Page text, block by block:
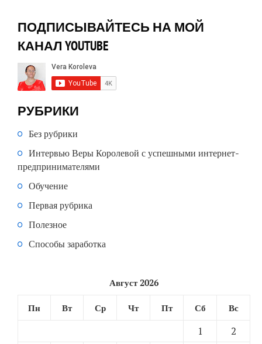
ПОДПИСЫВАЙТЕСЬ НА МОЙ
КАНАЛ YOUTUBE
РУБРИКИ
Без рубрики
Интервью Веры Королевой с успешными интернет-
предпринимателями
Обучение
Первая рубрика
Полезное
Способы заработка
Август 2026
Пн Вт Ср Чт Пт Сб Вс
1
2